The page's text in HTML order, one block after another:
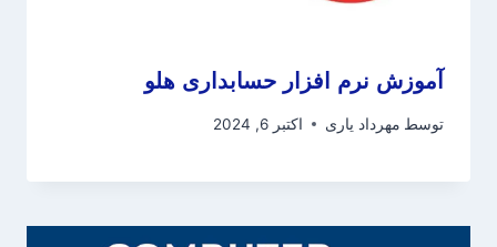
آموزش نرم افزار حسابداری هلو
توسط مهرداد یاری اکتبر 6, 2024